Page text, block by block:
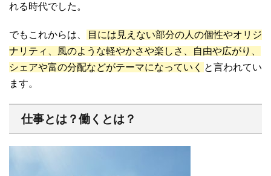
れる時代でした。
でもこれからは、
目には見えない部分の人の個性やオリジ
ナリティ、風のような軽やかさや楽しさ、自由や広がり、
シェアや富の分配などがテーマになっていく と言われてい
ます。
仕事とは？働くとは？